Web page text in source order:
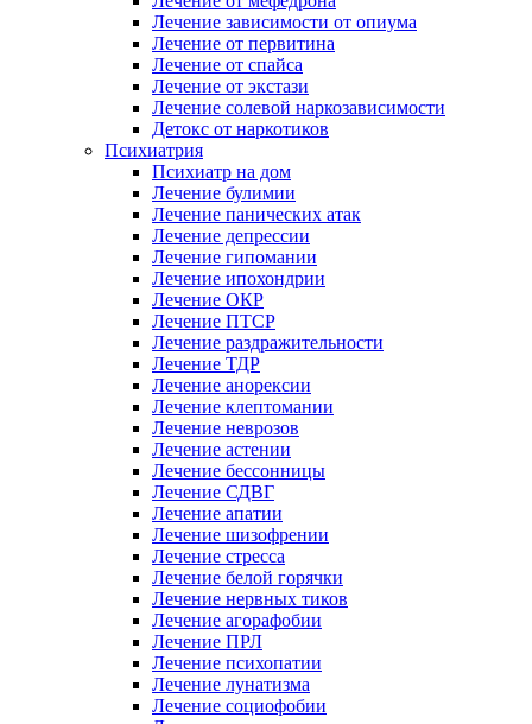
Лечение зависимости от опиума
Лечение от первитина
Лечение от спайса
Лечение от экстази
Лечение солевой наркозависимости
Детокс от наркотиков
Психиатрия
Психиатр на дом
Лечение булимии
Лечение панических атак
Лечение депрессии
Лечение гипомании
Лечение ипохондрии
Лечение ОКР
Лечение ПТСР
Лечение раздражительности
Лечение ТДР
Лечение анорексии
Лечение клептомании
Лечение неврозов
Лечение астении
Лечение бессонницы
Лечение СДВГ
Лечение апатии
Лечение шизофрении
Лечение стресса
Лечение белой горячки
Лечение нервных тиков
Лечение агорафобии
Лечение ПРЛ
Лечение психопатии
Лечение лунатизма
Лечение социофобии